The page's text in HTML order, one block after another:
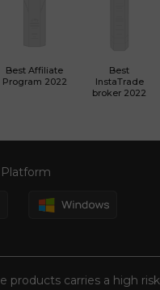
Best Affiliate
Program 2022
Best
InstaTrade
broker 2022
carries a high